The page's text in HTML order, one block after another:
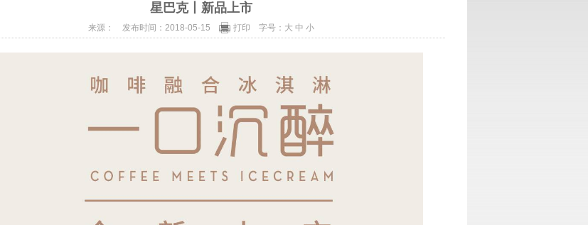
星巴克丨新品上市
来源： 发布时间：2018-05-15 打印 字号： 大 中 小